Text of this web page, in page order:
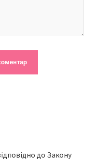
до Закону